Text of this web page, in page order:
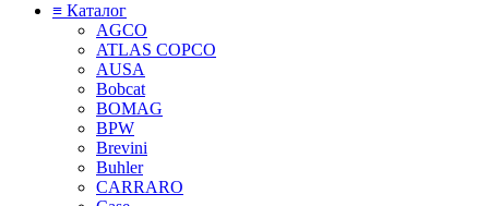
≡ Каталог
AGCO
ATLAS COPCO
AUSA
Bobcat
BOMAG
BPW
Brevini
Buhler
CARRARO